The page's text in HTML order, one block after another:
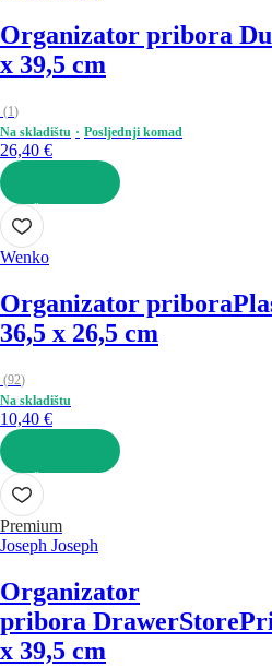
Organizator pribora
x 39,5 cm
(1)
Na skladištu
Posljednji komad
26,40 €
U KOŠARICU
Wenko
Organizator pribora
36,5 x 26,5 cm
(92)
Na skladištu
10,40 €
U KOŠARICU
Premium
Joseph Joseph
Organizator
pribora DrawerStore
x 39,5 cm